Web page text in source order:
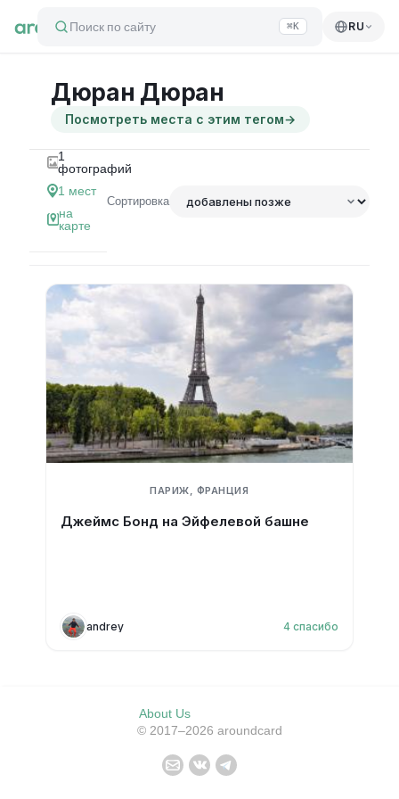
Поиск по сайту ⌘K RU
Дюран Дюран
Посмотреть места с этим тегом→
1
фотографий
1 мест
на
карте
Сортировка
ПАРИЖ, ФРАНЦИЯ
Джеймс Бонд на Эйфелевой башне
andrey 4 спасибо
About Us
© 2017–2026 aroundcard